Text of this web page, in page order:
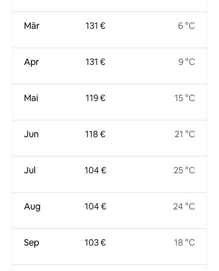
Mär
Apr
Mai
Jun
Jul
Aug
Sep
131 €
131 €
119 €
118 €
104 €
104 €
103 €
6 °C
9 °C
15 °C
21 °C
25 °C
24 °C
18 °C